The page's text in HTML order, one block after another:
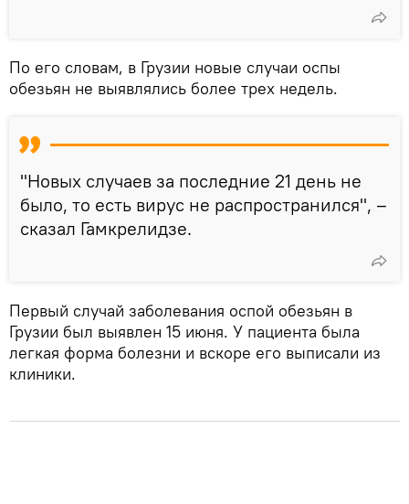
По его словам, в Грузии новые случаи оспы
обезьян не выявлялись более трех недель.
"Новых случаев за последние 21 день не
было, то есть вирус не распространился", –
сказал Гамкрелидзе.
Первый случай заболевания оспой обезьян в
Грузии был выявлен 15 июня. У пациента была
легкая форма болезни и вскоре его выписали из
клиники.